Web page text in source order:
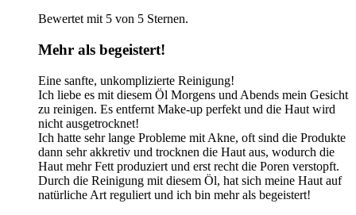
Bewertet mit 5 von 5 Sternen.
Mehr als begeistert!
Eine sanfte, unkomplizierte Reinigung!
Ich liebe es mit diesem Öl Morgens und Abends mein Gesicht
zu reinigen. Es entfernt Make-up perfekt und die Haut wird
nicht ausgetrocknet!
Ich hatte sehr lange Probleme mit Akne, oft sind die Produkte
dann sehr akkretiv und trocknen die Haut aus, wodurch die
Haut mehr Fett produziert und erst recht die Poren verstopft.
Durch die Reinigung mit diesem Öl, hat sich meine Haut auf
natürliche Art reguliert und ich bin mehr als begeistert!